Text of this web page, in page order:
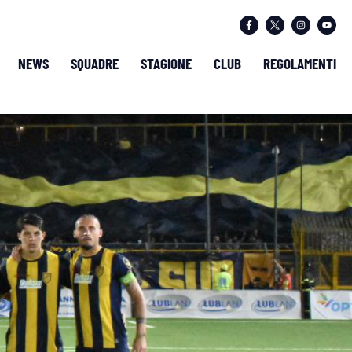
NEWS SQUADRE STAGIONE CLUB REGOLAMENTI